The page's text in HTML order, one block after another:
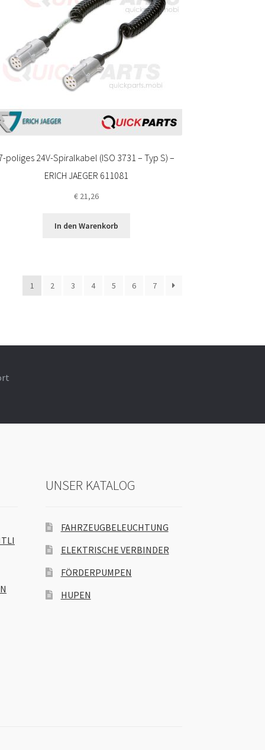
poliges 24V-Spiralkabel (ISO 3731 – Typ S) –
ERICH JAEGER 611081
€ 21,26
In den Warenkorb
1 2 3 4 5 6 7
UNSER KATALOG
FAHRZEUGBELEUCHTUNG
ELEKTRISCHE VERBINDER
FÖRDERPUMPEN
HUPEN